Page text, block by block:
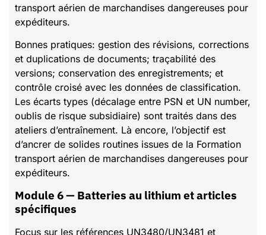
transport aérien de marchandises dangereuses pour
expéditeurs.
Bonnes pratiques: gestion des révisions, corrections
et duplications de documents; traçabilité des
versions; conservation des enregistrements; et
contrôle croisé avec les données de classification.
Les écarts types (décalage entre PSN et UN number,
oublis de risque subsidiaire) sont traités dans des
ateliers d’entraînement. Là encore, l’objectif est
d’ancrer de solides routines issues de la Formation
transport aérien de marchandises dangereuses pour
expéditeurs.
Module 6 — Batteries au lithium et articles
spécifiques
Focus sur les références UN3480/UN3481 et